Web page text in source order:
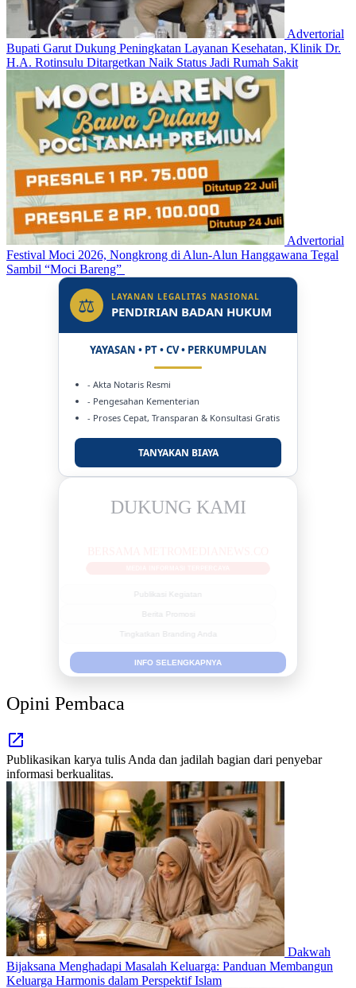
Advertorial
Bupati Garut Dukung Peningkatan Layanan Kesehatan, Klinik Dr.
H.A. Rotinsulu Ditargetkan Naik Status Jadi Rumah Sakit
Advertorial
Festival Moci 2026, Nongkrong di Alun-Alun Hanggawana Tegal
Sambil “Moci Bareng”
⚖ LAYANAN LEGALITAS NASIONAL
PENDIRIAN BADAN HUKUM
YAYASAN • PT • CV • PERKUMPULAN
- Akta Notaris Resmi
- Pengesahan Kementerian
- Proses Cepat, Transparan & Konsultasi Gratis
TANYAKAN BIAYA
DUKUNG KAMI
Publikasi Kegiatan
Berita Promosi
Tingkatkan Branding Anda
INFO SELENGKAPNYA
Opini Pembaca
Publikasikan karya tulis Anda dan jadilah bagian dari penyebar
informasi berkualitas.
Dakwah
Bijaksana Menghadapi Masalah Keluarga: Panduan Membangun
Keluarga Harmonis dalam Perspektif Islam